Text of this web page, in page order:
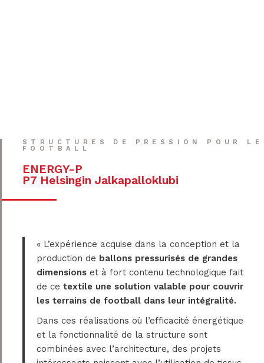
STRUCTURES DE PRESSION POUR LE
FOOTBALL
ENERGY-P
P7 Helsingin Jalkapalloklubi
« L’expérience acquise dans la conception et la
production de ballons pressurisés de grandes
dimensions et à fort contenu technologique fait
de ce textile une solution valable pour couvrir
les terrains de football dans leur intégralité.
Dans ces réalisations où l’efficacité énergétique
et la fonctionnalité de la structure sont
combinées avec l’architecture, des projets